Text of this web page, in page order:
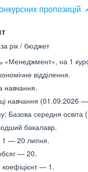
пропозицій
рік / бюджет
«Менеджмент», на 1
відділення.
навчання (01.09.2026
Базова середня освіта
бакалавр.
1 — 20 липня.
— 20.
коефіцієнт — 1.